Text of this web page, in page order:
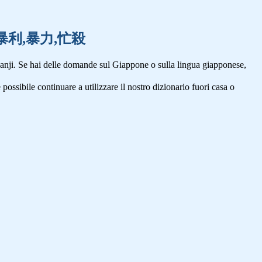
利,暴力,忙殺
Se hai delle domande sul Giappone o sulla lingua giapponese,
possibile continuare a utilizzare il nostro dizionario fuori casa o